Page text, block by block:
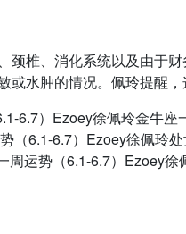
颈椎、消化系统以及由于
或水肿的情况。佩玲提醒
6.7）Ezoey徐佩玲金牛
（6.1-6.7）Ezoey徐佩玲
周运势（6.1-6.7）Ezoey